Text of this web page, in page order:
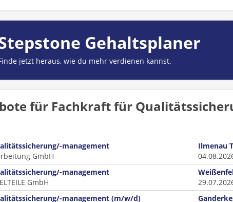
Gehaltsplaner
jetzt heraus, wie du mehr verdienen kannst.
für Fachkraft für
management
GmbH
Ilmenau
management
GmbH
management (m/w/d)